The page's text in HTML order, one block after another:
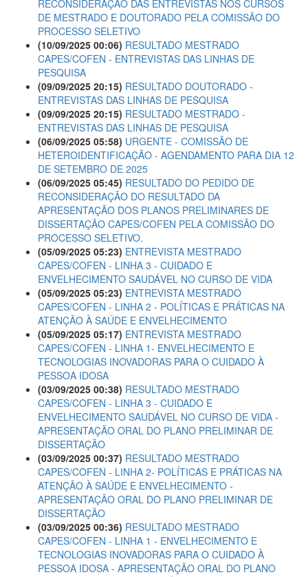
RECONSIDERAÇÃO DAS ENTREVISTAS NOS CURSOS
DE MESTRADO E DOUTORADO PELA COMISSÃO DO
PROCESSO SELETIVO
(10/09/2025 00:06) RESULTADO MESTRADO
CAPES/COFEN - ENTREVISTAS DAS LINHAS DE
PESQUISA
(09/09/2025 20:15) RESULTADO DOUTORADO -
ENTREVISTAS DAS LINHAS DE PESQUISA
(09/09/2025 20:15) RESULTADO MESTRADO -
ENTREVISTAS DAS LINHAS DE PESQUISA
(06/09/2025 05:58) URGENTE - COMISSÃO DE
HETEROIDENTIFICAÇÃO - AGENDAMENTO PARA DIA 12
DE SETEMBRO DE 2025
(06/09/2025 05:45) RESULTADO DO PEDIDO DE
RECONSIDERAÇÃO DO RESULTADO DA
APRESENTAÇÃO DOS PLANOS PRELIMINARES DE
DISSERTAÇÃO CAPES/COFEN PELA COMISSÃO DO
PROCESSO SELETIVO.
(05/09/2025 05:23) ENTREVISTA MESTRADO
CAPES/COFEN - LINHA 3 - CUIDADO E
ENVELHECIMENTO SAUDÁVEL NO CURSO DE VIDA
(05/09/2025 05:23) ENTREVISTA MESTRADO
CAPES/COFEN - LINHA 2 - POLÍTICAS E PRÁTICAS NA
ATENÇÃO À SAÚDE E ENVELHECIMENTO
(05/09/2025 05:17) ENTREVISTA MESTRADO
CAPES/COFEN - LINHA 1- ENVELHECIMENTO E
TECNOLOGIAS INOVADORAS PARA O CUIDADO À
PESSOA IDOSA
(03/09/2025 00:38) RESULTADO MESTRADO
CAPES/COFEN - LINHA 3 - CUIDADO E
ENVELHECIMENTO SAUDÁVEL NO CURSO DE VIDA -
APRESENTAÇÃO ORAL DO PLANO PRELIMINAR DE
DISSERTAÇÃO
(03/09/2025 00:37) RESULTADO MESTRADO
CAPES/COFEN - LINHA 2- POLÍTICAS E PRÁTICAS NA
ATENÇÃO À SAÚDE E ENVELHECIMENTO -
APRESENTAÇÃO ORAL DO PLANO PRELIMINAR DE
DISSERTAÇÃO
(03/09/2025 00:36) RESULTADO MESTRADO
CAPES/COFEN - LINHA 1 - ENVELHECIMENTO E
TECNOLOGIAS INOVADORAS PARA O CUIDADO À
PESSOA IDOSA - APRESENTAÇÃO ORAL DO PLANO